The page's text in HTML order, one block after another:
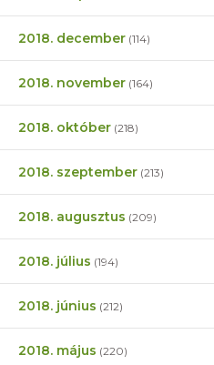
2018. december (114)
2018. november (164)
2018. október (218)
2018. szeptember (213)
2018. augusztus (209)
2018. július (194)
2018. június (212)
2018. május (220)